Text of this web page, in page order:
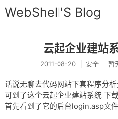
WebShell'S Blog
首页
分类
安全
新闻
云起企业建站
2011-08-20 安全 暂
话说无聊去代码网站下套程序分
可到了这个云起企业建站系统 下
首先看到了它的后台login.asp文